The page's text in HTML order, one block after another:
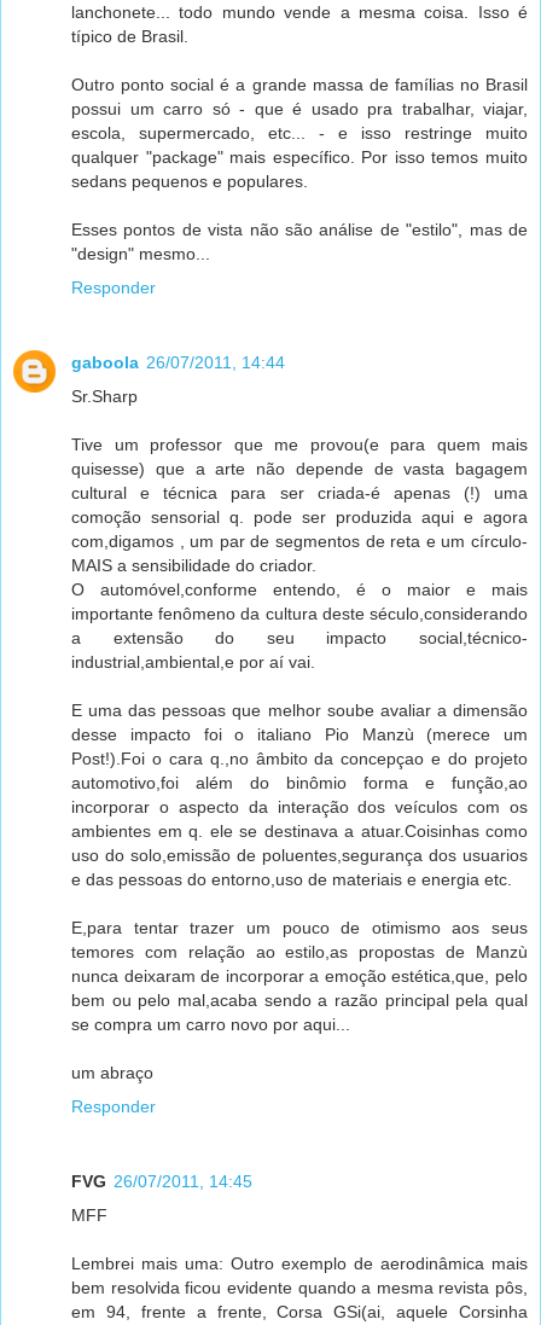
lanchonete... todo mundo vende a mesma coisa. Isso é
típico de Brasil.
Outro ponto social é a grande massa de famílias no Brasil
possui um carro só - que é usado pra trabalhar, viajar,
escola, supermercado, etc... - e isso restringe muito
qualquer "package" mais específico. Por isso temos muito
sedans pequenos e populares.
Esses pontos de vista não são análise de "estilo", mas de
"design" mesmo...
Responder
gaboola 26/07/2011, 14:44
Sr.Sharp
Tive um professor que me provou(e para quem mais
quisesse) que a arte não depende de vasta bagagem
cultural e técnica para ser criada-é apenas (!) uma
comoção sensorial q. pode ser produzida aqui e agora
com,digamos , um par de segmentos de reta e um círculo-
MAIS a sensibilidade do criador.
O automóvel,conforme entendo, é o maior e mais
importante fenômeno da cultura deste século,considerando
a extensão do seu impacto social,técnico-
industrial,ambiental,e por aí vai.
E uma das pessoas que melhor soube avaliar a dimensão
desse impacto foi o italiano Pio Manzù (merece um
Post!).Foi o cara q.,no âmbito da concepçao e do projeto
automotivo,foi além do binômio forma e função,ao
incorporar o aspecto da interação dos veículos com os
ambientes em q. ele se destinava a atuar.Coisinhas como
uso do solo,emissão de poluentes,segurança dos usuarios
e das pessoas do entorno,uso de materiais e energia etc.
E,para tentar trazer um pouco de otimismo aos seus
temores com relação ao estilo,as propostas de Manzù
nunca deixaram de incorporar a emoção estética,que, pelo
bem ou pelo mal,acaba sendo a razão principal pela qual
se compra um carro novo por aqui...
um abraço
Responder
FVG 26/07/2011, 14:45
MFF
Lembrei mais uma: Outro exemplo de aerodinâmica mais
bem resolvida ficou evidente quando a mesma revista pôs,
em 94, frente a frente, Corsa GSi(ai, aquele Corsinha